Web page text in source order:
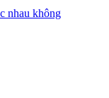
nhau không